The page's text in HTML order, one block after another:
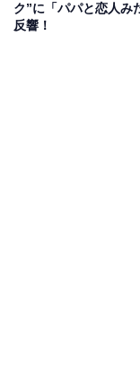
ク”に「パパと恋人み
反響！